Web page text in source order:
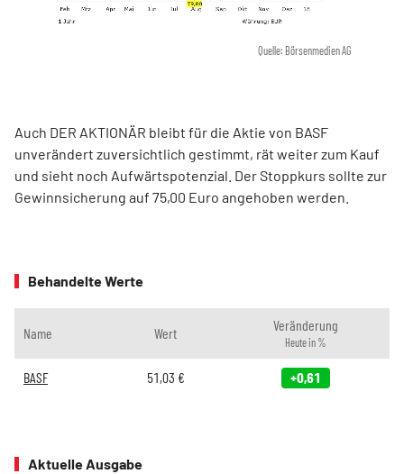
Quelle: Börsenmedien AG
Auch DER AKTIONÄR bleibt für die Aktie von BASF
unverändert zuversichtlich gestimmt, rät weiter zum Kauf
und sieht noch Aufwärtspotenzial. Der Stoppkurs sollte zur
Gewinnsicherung auf 75,00 Euro angehoben werden.
Behandelte Werte
Name Wert Veränderung
Heute in %
BASF 51,03 € +0,61
Aktuelle Ausgabe